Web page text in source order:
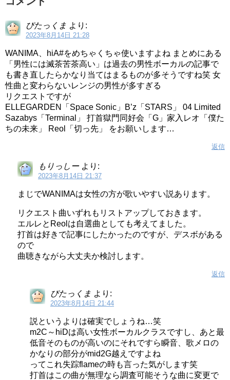
ぴたっくま より:
2023年8月14日 21:28
WANIMA、hiA#をめちゃくちゃ使いますよね まとめにある
「男性には滅茶苦茶高い」は過去の男性ボーカルの記事で
も書き直したらかなり当てはまるものが多そうですね笑 女
性曲と変わらないレンジの男性が多すぎる
リクエストですが
ELLEGARDEN「Space Sonic」B’z「STARS」 04 Limited
Sazabys「Terminal」 打首獄門同好会「G」家入レオ「僕た
ちの未来」 Reol「切っ先」 をお願いします…
返信
もりっしー より:
2023年8月14日 21:37
まじでWANIMAは女性の方が歌いやすい説あります。
リクエスト曲いずれもリストアップしておきます。
エルレとReolは自選曲としても考えてました。
打首は好きで記事にしたかったのですが、デスボがある
ので
曲聴きながら大丈夫か検討します。
返信
ぴたっくま より:
2023年8月14日 21:44
説というよりは確実でしょうね…笑
m2C～hiDは高い女性ボーカルクラスですし、あと最
低音そのものが高いのにそれですら瞬音、歌メロの
かなりの部分がmid2G越えですよね
ってこれ失踪flameの時も言った気がします笑
打首はこの曲が無理なら調査可能そうな曲に変更で